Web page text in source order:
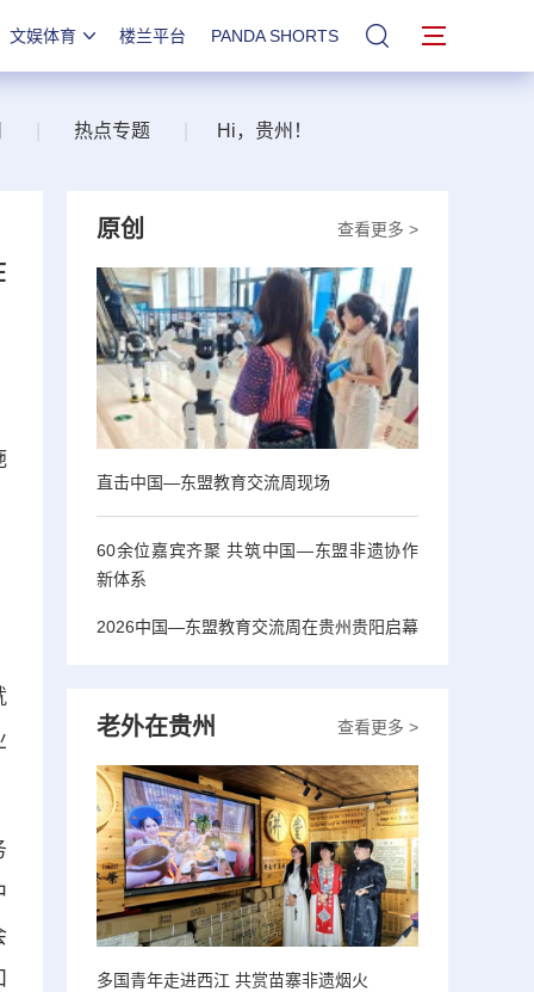
文娱体育 楼兰平台 PANDA SHORTS 站内搜索
热点专题 Hi，贵州！
查看更多 >
原创
直击中国—东盟教育交流周现场
60余位嘉宾齐聚 共筑中国—东盟非遗协作
新体系
2026中国—东盟教育交流周在贵州贵阳启幕
查看更多 >
老外在贵州
多国青年走进西江 共赏苗寨非遗烟火